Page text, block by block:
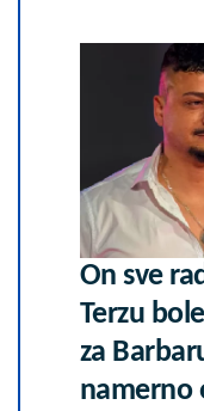
On sve
Terzu
za
namerno